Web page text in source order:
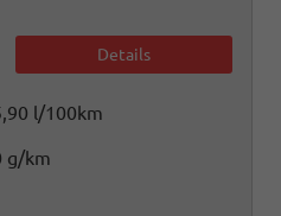
Details
l/100km
g/km